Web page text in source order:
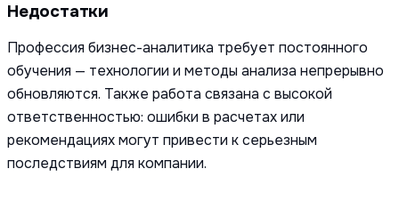
Недостатки
Профессия бизнес-аналитика требует постоянного
обучения — технологии и методы анализа непрерывно
обновляются. Также работа связана с высокой
ответственностью: ошибки в расчетах или
рекомендациях могут привести к серьезным
последствиям для компании.